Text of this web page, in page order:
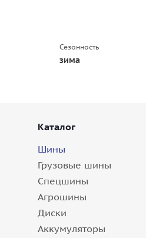
Сезонность
зима
Каталог
Шины
Грузовые шины
Спецшины
Агрошины
Диски
Аккумуляторы